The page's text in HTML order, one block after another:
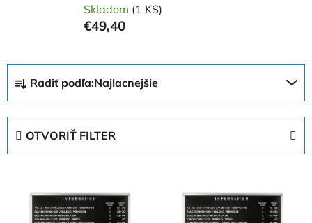
Skladom (1 KS)
€49,40
d
Radiť podľa:Najlacnejšie
OTVORIŤ FILTER